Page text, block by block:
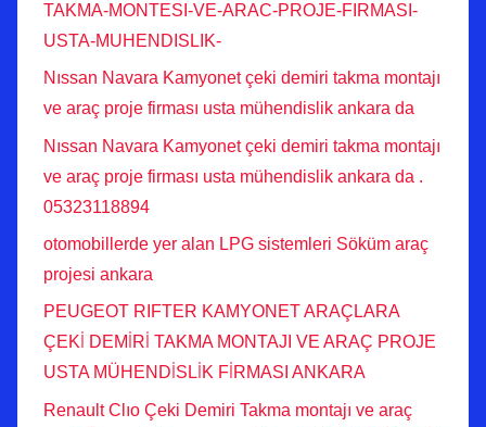
TAKMA-MONTESI-VE-ARAC-PROJE-FIRMASI-
USTA-MUHENDISLIK-
Nıssan Navara Kamyonet çeki demiri takma montajı
ve araç proje firması usta mühendislik ankara da
Nıssan Navara Kamyonet çeki demiri takma montajı
ve araç proje firması usta mühendislik ankara da .
05323118894
otomobillerde yer alan LPG sistemleri Söküm araç
projesi ankara
PEUGEOT RIFTER KAMYONET ARAÇLARA
ÇEKİ DEMİRİ TAKMA MONTAJI VE ARAÇ PROJE
USTA MÜHENDİSLİK FİRMASI ANKARA
Renault Clıo Çeki Demiri Takma montajı ve araç